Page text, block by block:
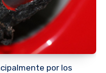
por los